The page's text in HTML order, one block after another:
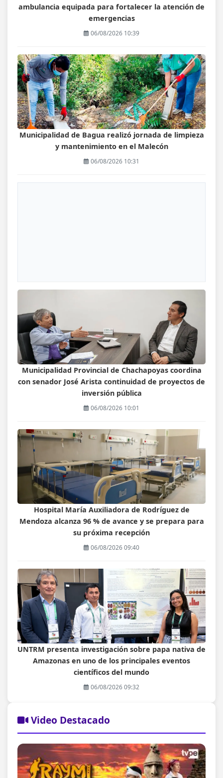
ambulancia equipada para fortalecer la atención de
emergencias
06/08/2026 10:39
Municipalidad de Bagua realizó jornada de limpieza
y mantenimiento en el Malecón
06/08/2026 10:31
Municipalidad Provincial de Chachapoyas coordina
con senador José Arista continuidad de proyectos de
inversión pública
06/08/2026 10:01
Hospital María Auxiliadora de Rodríguez de
Mendoza alcanza 96 % de avance y se prepara para
su próxima recepción
06/08/2026 09:40
UNTRM presenta investigación sobre papa nativa de
Amazonas en uno de los principales eventos
científicos del mundo
06/08/2026 09:32
Video Destacado